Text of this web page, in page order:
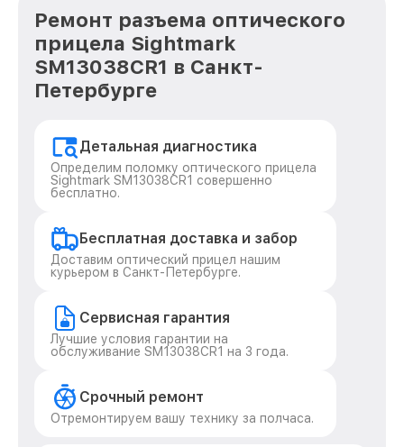
Ремонт разъема оптического
прицела Sightmark
SM13038CR1 в Санкт-
Петербурге
Детальная диагностика
Определим поломку оптического прицела
Sightmark SM13038CR1 совершенно
бесплатно.
Бесплатная доставка и забор
Доставим оптический прицел нашим
курьером в Санкт-Петербурге.
Сервисная гарантия
Лучшие условия гарантии на
обслуживание SM13038CR1 на 3 года.
Срочный ремонт
Отремонтируем вашу технику за полчаса.